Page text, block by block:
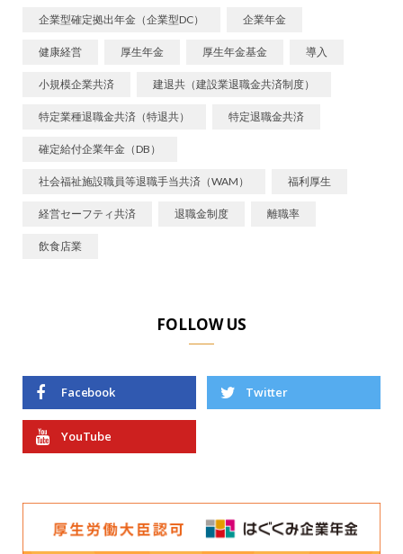
企業型確定拠出年金（企業型DC） 企業年金
健康経営 厚生年金 厚生年金基金 導入
小規模企業共済 建退共（建設業退職金共済制度）
特定業種退職金共済（特退共） 特定退職金共済
確定給付企業年金（DB）
社会福祉施設職員等退職手当共済（WAM） 福利厚生
経営セーフティ共済 退職金制度 離職率
飲食店業
FOLLOW US
Facebook Twitter
YouTube